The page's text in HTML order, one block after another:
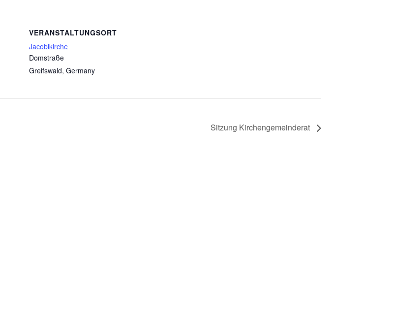
VERANSTALTUNGSORT
Jacobikirche
Domstraße
Greifswald, Germany
Sitzung Kirchengemeinderat